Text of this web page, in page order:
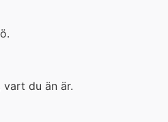
du än är.